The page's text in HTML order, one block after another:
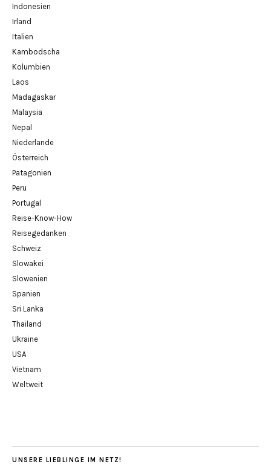
Indonesien
Irland
Italien
Kambodscha
Kolumbien
Laos
Madagaskar
Malaysia
Nepal
Niederlande
Österreich
Patagonien
Peru
Portugal
Reise-Know-How
Reisegedanken
Schweiz
Slowakei
Slowenien
Spanien
Sri Lanka
Thailand
Ukraine
USA
Vietnam
Weltweit
UNSERE LIEBLINGE IM NETZ!